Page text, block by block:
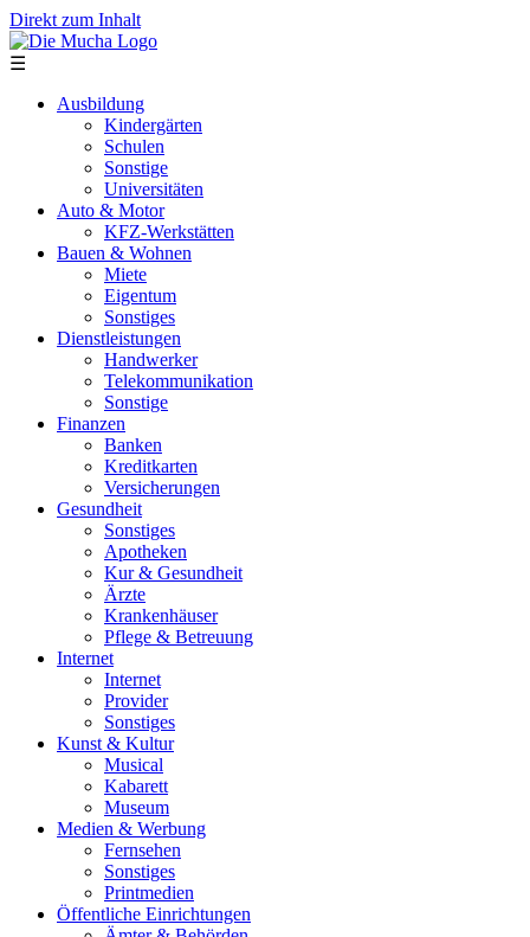
Direkt zum Inhalt
☰
Ausbildung
Kindergärten
Schulen
Sonstige
Universitäten
Auto & Motor
KFZ-Werkstätten
Bauen & Wohnen
Miete
Eigentum
Sonstiges
Dienstleistungen
Handwerker
Telekommunikation
Sonstige
Finanzen
Banken
Kreditkarten
Versicherungen
Gesundheit
Sonstiges
Apotheken
Kur & Gesundheit
Ärzte
Krankenhäuser
Pflege & Betreuung
Internet
Internet
Provider
Sonstiges
Kunst & Kultur
Musical
Kabarett
Museum
Medien & Werbung
Fernsehen
Sonstiges
Printmedien
Öffentliche Einrichtungen